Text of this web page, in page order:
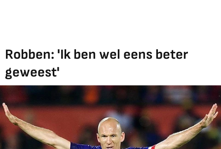
Robben: 'Ik ben wel eens beter
geweest'